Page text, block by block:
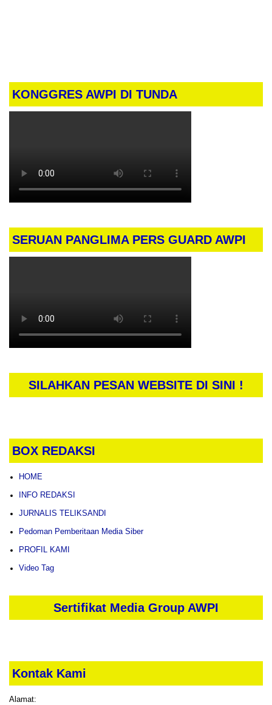
KONGGRES AWPI DI TUNDA
SERUAN PANGLIMA PERS GUARD AWPI
SILAHKAN PESAN WEBSITE DI SINI !
BOX REDAKSI
HOME
INFO REDAKSI
JURNALIS TELIKSANDI
Pedoman Pemberitaan Media Siber
PROFIL KAMI
Video Tag
Sertifikat Media Group AWPI
Kontak Kami
Alamat: